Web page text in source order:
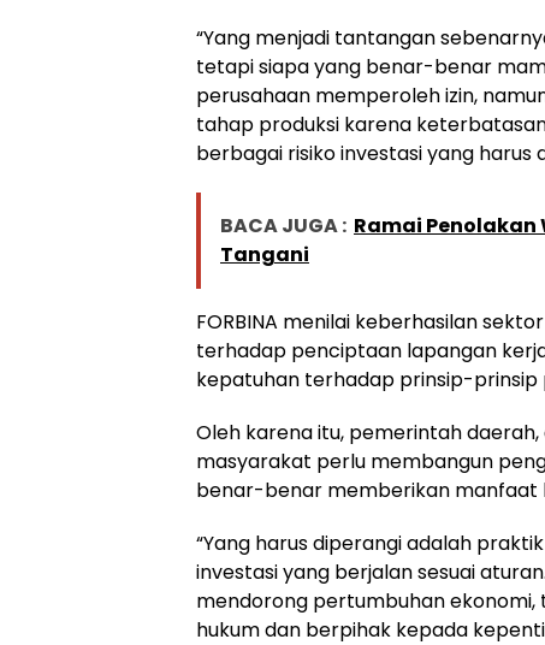
“Yang menjadi tantangan
tetapi siapa yang benar-benar
perusahaan memperoleh izin,
tahap produksi karena
berbagai risiko investasi yang harus
BACA JUGA : Ramai Penolakan
Tangani
FORBINA menilai keberhasilan
terhadap penciptaan lapangan
kepatuhan terhadap prinsip-prinsip
Oleh karena itu, pemerintah
masyarakat perlu membangun
benar-benar memberikan manfaat
“Yang harus diperangi adalah
investasi yang berjalan sesuai
mendorong pertumbuhan
hukum dan berpihak kepada